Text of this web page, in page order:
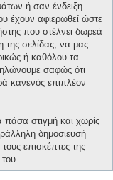
ή σαν ένδειξη
έχουν αφιερωθεί ώστε
που στέλνει δωρεά
της σελίδας, να μας
ή καθόλου τα
σαφώς ότι
κανενός επιπλέον
στιγμή και χωρίς
δημοσίευσή
επισκέπτες της